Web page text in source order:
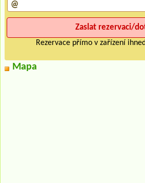
Rezervace přímo v zařízení
Mapa